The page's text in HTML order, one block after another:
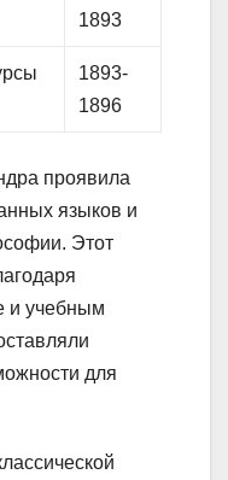
1893
1893-
1896
проявила
языков и
Этот
и учебным
для